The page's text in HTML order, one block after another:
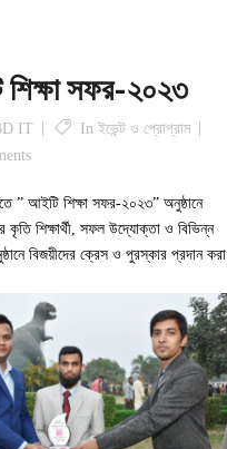
সফর-২০২৩
IT In ইভেন্ট ও প্রোগ্রাম
” আইটি শিক্ষা সফর-২০২৩” অনুষ্ঠানে
কৃতি শিক্ষার্থী, সফল উদ্যোক্তা ও বিভিন্ন
বিজয়ীদের ক্রেস ও পুরস্কার প্রদান করা